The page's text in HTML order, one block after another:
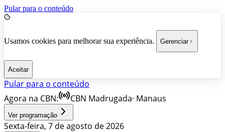
Pular para o conteúdo
Usamos cookies para melhorar sua experiência. Gerenciar
Aceitar
Pular para o conteúdo
Agora na CBN:
CBN Madrugada· Manaus
Ver programação
Sexta-feira, 7 de agosto de 2026